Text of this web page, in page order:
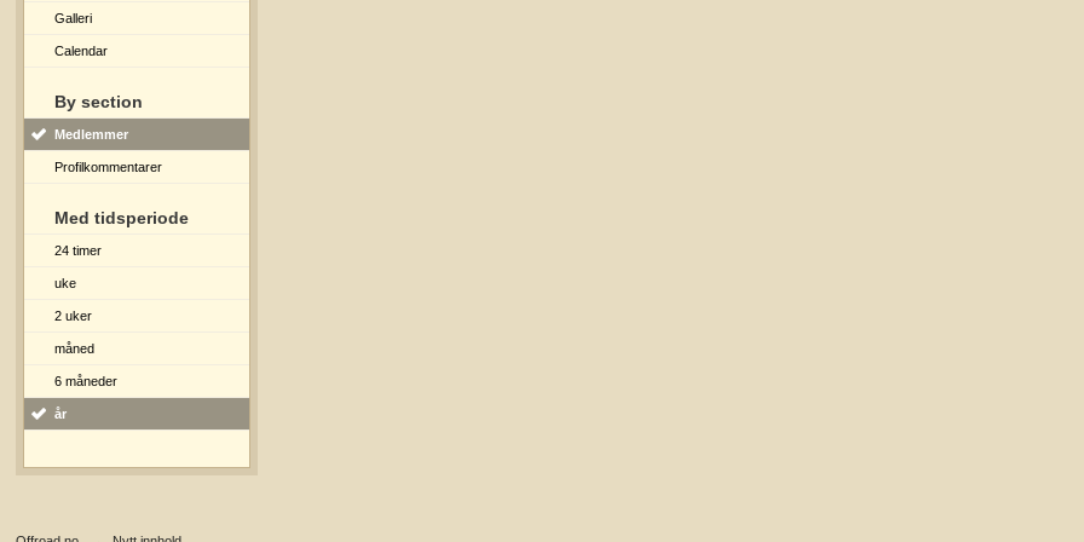
Galleri
Calendar
By section
Medlemmer
Profilkommentarer
Med tidsperiode
24 timer
uke
2 uker
måned
6 måneder
år